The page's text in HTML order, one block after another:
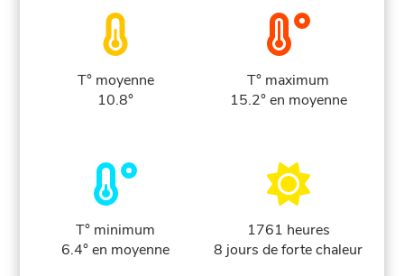
T° moyenne
10.8°
T° maximum
15.2° en moyenne
T° minimum
6.4° en moyenne
1761 heures
8 jours de forte chaleur